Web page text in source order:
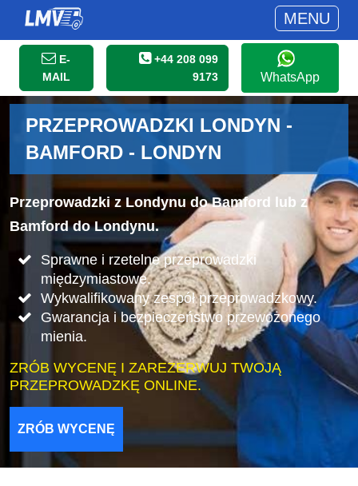
MENU
E-
MAIL
+44 208 099
9173
WhatsApp
PRZEPROWADZKI LONDYN -
BAMFORD - LONDYN
Przeprowadzki z Londynu do Bamford lub z
Bamford do Londynu.
Sprawne i rzetelne przeprowadzki
międzymiastowe.
Wykwalifikowany zespół przeprowadzkowy.
Gwarancja i bezpieczeństwo przewożonego
mienia.
ZRÓB WYCENĘ I ZAREZERWUJ TWOJĄ
PRZEPROWADZKĘ ONLINE.
ZRÓB WYCENĘ